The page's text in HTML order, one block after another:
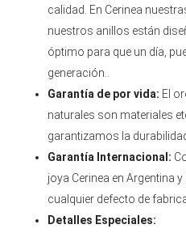
calidad. En Cerinea
nuestros anillos están
óptimo para que un día,
generación..
Garantía de por vida: El
naturales son materiales
garantizamos la
Garantía Internacional:
joya Cerinea en Argentina
cualquier defecto de
Detalles Especiales: